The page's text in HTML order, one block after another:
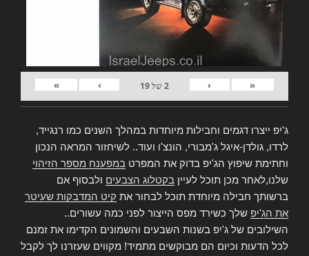
«
‹
2של19
›
»
ג'יפ ייצרו דגמים וחבילות מיוחדות במהלך השנים כמו רנגייד,
לרדו, גולדן-איגל ג'מבורי, הונצ'ו ועוד.. לשיחזור המראה הנכון
וחתימת שיפוץ הג'יפ בדוק את המפרט במפענח מספר הזיהוי
שלנו,לאחר מכן תוכל לעיין בקטלוג הצבעים ולבסוף אם
ברשותך חבילה מיוחדת תוכל לבחור את קיט המדבקות שעיטר
את הג'יפ שלך כשירד מפס הייצור לפני כמה עשורים..
השילובים של ג'יפ בשנות השבעים והשמונים הקדימו את זמנם
לכל הדעות וכיום הם מבוקשים מתמיד! מקווים שעזרנו לך לקבל